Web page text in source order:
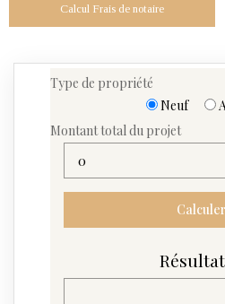
Calcul Frais de notaire